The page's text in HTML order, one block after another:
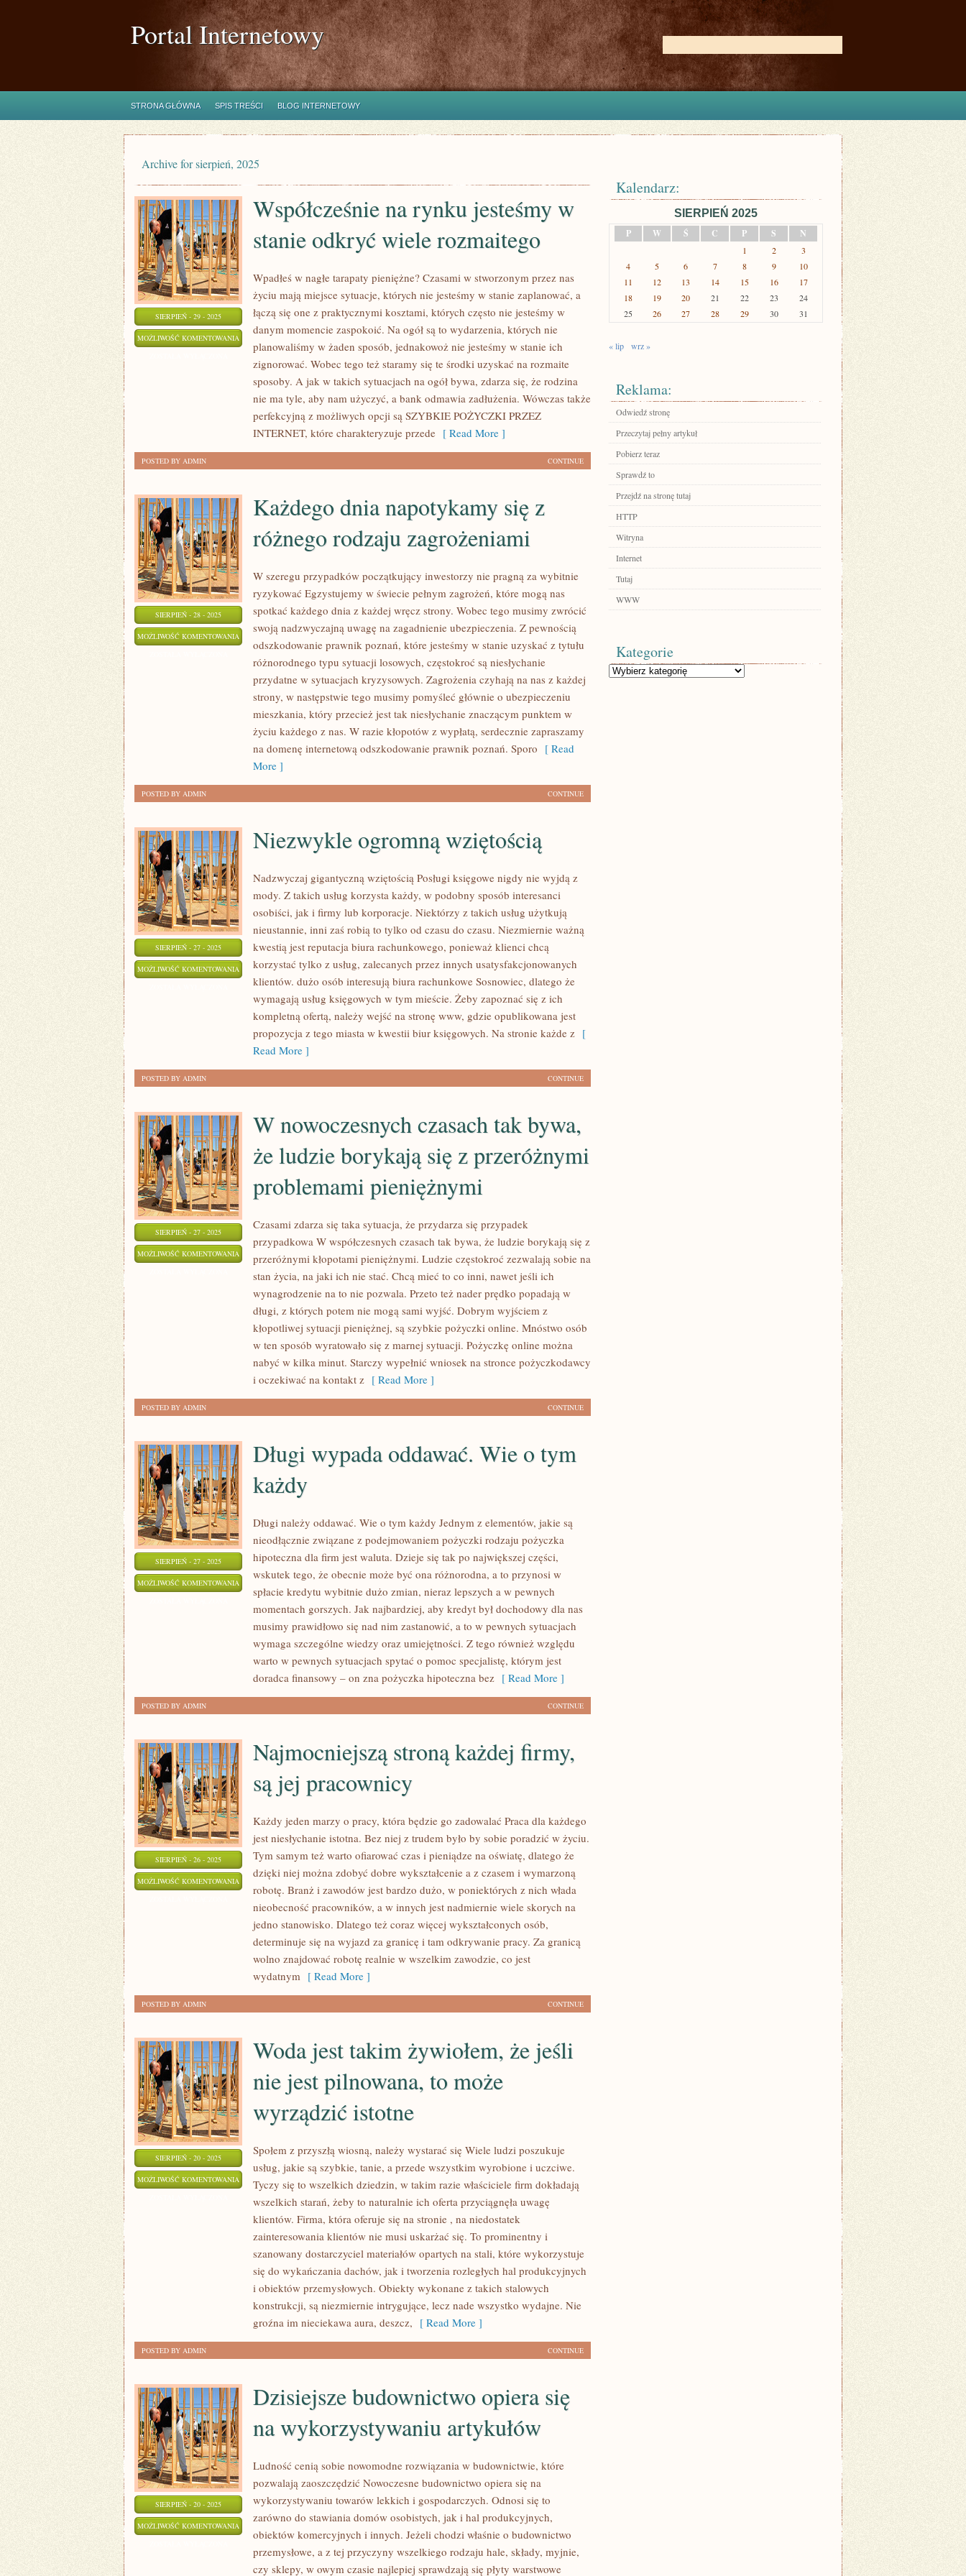
Portal Internetowy
STRONA GŁÓWNA SPIS TREŚCI BLOG INTERNETOWY
Archive for sierpień, 2025
SIERPIEŃ - 29 - 2025
MOŻLIWOŚĆ KOMENTOWANIA WSPÓŁCZEŚNIE
RYNKU
Współcześnie na rynku jesteśmy w
stanie odkryć wiele rozmaitego
Wpadłeś w nagłe tarapaty pieniężne? Czasami w stworzonym przez nas
życiu mają miejsce sytuacje, których nie jesteśmy w stanie zaplanować, a
łączą się one z praktycznymi kosztami, których często nie jesteśmy w
danym momencie zaspokoić. Na ogół są to wydarzenia, których nie
planowaliśmy w żaden sposób, jednakowoż nie jesteśmy w stanie ich
zignorować. Wobec tego też staramy się te środki uzyskać na rozmaite
sposoby. A jak w takich sytuacjach na ogół bywa, zdarza się, że rodzina
nie ma tyle, aby nam użyczyć, a bank odmawia zadłużenia. Wówczas także
perfekcyjną z możliwych opcji są SZYBKIE POŻYCZKI PRZEZ
INTERNET, które charakteryzuje przede [ Read More ]
CONTINUE
POSTED BY ADMIN
SIERPIEŃ - 28 - 2025
MOŻLIWOŚĆ KOMENTOWANIA KAŻDEGO
RODZAJU
ZAGROŻENIAMI
Każdego dnia napotykamy się z
różnego rodzaju zagrożeniami
W szeregu przypadków początkujący inwestorzy nie pragną za wybitnie
ryzykować Egzystujemy w świecie pełnym zagrożeń, które mogą nas
spotkać każdego dnia z każdej wręcz strony. Wobec tego musimy zwrócić
swoją nadzwyczajną uwagę na zagadnienie ubezpieczenia. Z pewnością
odszkodowanie prawnik poznań, które jesteśmy w stanie uzyskać z tytułu
różnorodnego typu sytuacji losowych, częstokroć są niesłychanie
przydatne w sytuacjach kryzysowych. Zagrożenia czyhają na nas z każdej
strony, w następstwie tego musimy pomyśleć głównie o ubezpieczeniu
mieszkania, który przecież jest tak niesłychanie znaczącym punktem w
życiu każdego z nas. W razie kłopotów z wypłatą, serdecznie zapraszamy
na domenę internetową odszkodowanie prawnik poznań. Sporo [ Read
More ]
CONTINUE
POSTED BY ADMIN
SIERPIEŃ - 27 - 2025
MOŻLIWOŚĆ KOMENTOWANIA NIEZWYKLE
OGROMNĄ
WZIĘTOŚCIĄ
Niezwykle ogromną wziętością
Nadzwyczaj gigantyczną wziętością Posługi księgowe nigdy nie wyjdą z
mody. Z takich usług korzysta każdy, w podobny sposób interesanci
osobiści, jak i firmy lub korporacje. Niektórzy z takich usług użytkują
nieustannie, inni zaś robią to tylko od czasu do czasu. Niezmiernie ważną
kwestią jest reputacja biura rachunkowego, ponieważ klienci chcą
korzystać tylko z usług, zalecanych przez innych usatysfakcjonowanych
klientów. dużo osób interesują biura rachunkowe Sosnowiec, dlatego że
wymagają usług księgowych w tym mieście. Żeby zapoznać się z ich
kompletną ofertą, należy wejść na stronę www, gdzie opublikowana jest
propozycja z tego miasta w kwestii biur księgowych. Na stronie każde z [
Read More ]
CONTINUE
POSTED BY ADMIN
SIERPIEŃ - 27 - 2025
MOŻLIWOŚĆ KOMENTOWANIA
NOWOCZESNYCH
BYWA,
LUDZIE
BORYKAJĄ
SIĘ
Z
PROBLEMAMI
W nowoczesnych czasach tak bywa,
że ludzie borykają się z przeróżnymi
problemami pieniężnymi
Czasami zdarza się taka sytuacja, że przydarza się przypadek
przypadkowa W współczesnych czasach tak bywa, że ludzie borykają się z
przeróżnymi kłopotami pieniężnymi. Ludzie częstokroć zezwalają sobie na
stan życia, na jaki ich nie stać. Chcą mieć to co inni, nawet jeśli ich
wynagrodzenie na to nie pozwala. Przeto też nader prędko popadają w
długi, z których potem nie mogą sami wyjść. Dobrym wyjściem z
kłopotliwej sytuacji pieniężnej, są szybkie pożyczki online. Mnóstwo osób
w ten sposób wyratowało się z marnej sytuacji. Pożyczkę online można
nabyć w kilka minut. Starczy wypełnić wniosek na stronce pożyczkodawcy
i oczekiwać na kontakt z [ Read More ]
CONTINUE
POSTED BY ADMIN
SIERPIEŃ - 27 - 2025
MOŻLIWOŚĆ KOMENTOWANIA
WYPADA
Długi wypada oddawać. Wie o tym
każdy
Długi należy oddawać. Wie o tym każdy Jednym z elementów, jakie są
nieodłącznie związane z podejmowaniem pożyczki rodzaju pożyczka
hipoteczna dla firm jest waluta. Dzieje się tak po największej części,
wskutek tego, że obecnie może być ona różnorodna, a to przynosi w
spłacie kredytu wybitnie dużo zmian, nieraz lepszych a w pewnych
momentach gorszych. Jak najbardziej, aby kredyt był dochodowy dla nas
musimy prawidłowo się nad nim zastanowić, a to w pewnych sytuacjach
wymaga szczególne wiedzy oraz umiejętności. Z tego również względu
warto w pewnych sytuacjach spytać o pomoc specjalistę, którym jest
doradca finansowy – on zna pożyczka hipoteczna bez [ Read More ]
CONTINUE
POSTED BY ADMIN
SIERPIEŃ - 26 - 2025
MOŻLIWOŚĆ KOMENTOWANIA NAJMOCNIEJSZĄ
FIRMY,
Najmocniejszą stroną każdej firmy,
są jej pracownicy
Każdy jeden marzy o pracy, która będzie go zadowalać Praca dla każdego
jest niesłychanie istotna. Bez niej z trudem było by sobie poradzić w życiu.
Tym samym też warto ofiarować czas i pieniądze na oświatę, dlatego że
dzięki niej można zdobyć dobre wykształcenie a z czasem i wymarzoną
robotę. Branż i zawodów jest bardzo dużo, w poniektórych z nich włada
nieobecność pracowników, a w innych jest nadmiernie wiele skorych na
jedno stanowisko. Dlatego też coraz więcej wykształconych osób,
determinuje się na wyjazd za granicę i tam odkrywanie pracy. Za granicą
wolno znajdować robotę realnie w wszelkim zawodzie, co jest
wydatnym [ Read More ]
CONTINUE
POSTED BY ADMIN
SIERPIEŃ - 20 - 2025
MOŻLIWOŚĆ KOMENTOWANIA
TAKIM
ŻYWIOŁEM,
JEŚLI
JEST
PILNOWANA,
TO
MOŻE
ISTOTNE
Woda jest takim żywiołem, że jeśli
nie jest pilnowana, to może
wyrządzić istotne
Społem z przyszłą wiosną, należy wystarać się Wiele ludzi poszukuje
usług, jakie są szybkie, tanie, a przede wszystkim wyrobione i uczciwe.
Tyczy się to wszelkich dziedzin, w takim razie właściciele firm dokładają
wszelkich starań, żeby to naturalnie ich oferta przyciągnęła uwagę
klientów. Firma, która oferuje się na stronie , na niedostatek
zainteresowania klientów nie musi uskarżać się. To prominentny i
szanowany dostarczyciel materiałów opartych na stali, które wykorzystuje
się do wykańczania dachów, jak i tworzenia rozległych hal produkcyjnych
i obiektów przemysłowych. Obiekty wykonane z takich stalowych
konstrukcji, są niezmiernie intrygujące, lecz nade wszystko wydajne. Nie
groźna im nieciekawa aura, deszcz, [ Read More ]
CONTINUE
POSTED BY ADMIN
SIERPIEŃ - 20 - 2025
MOŻLIWOŚĆ KOMENTOWANIA
OPIERA
Dzisiejsze budownictwo opiera się
na wykorzystywaniu artykułów
Ludność cenią sobie nowomodne rozwiązania w budownictwie, które
pozwalają zaoszczędzić Nowoczesne budownictwo opiera się na
wykorzystywaniu towarów lekkich i gospodarczych. Odnosi się to
zarówno do stawiania domów osobistych, jak i hal produkcyjnych,
obiektów komercyjnych i innych. Jeżeli chodzi właśnie o budownictwo
przemysłowe, a z tej przyczyny wszelkiego rodzaju hale, składy, myjnie,
czy sklepy, w owym czasie najlepiej sprawdzają się płyty warstwowe
Kalendarz:
SIERPIEŃ 2025
P
W Ś C P S N
1 2
3
4
5 6 7 8 9
10
11
12 13 14 15 16
17
18
19 20 21 22 23
24
25
26 27 28 29 30 31
« lip wrz »
Reklama:
Odwiedź stronę
Przeczytaj pełny artykuł
Pobierz teraz
Sprawdź to
Przejdź na stronę tutaj
HTTP
Witryna
Internet
Tutaj
WWW
Kategorie
Kategorie